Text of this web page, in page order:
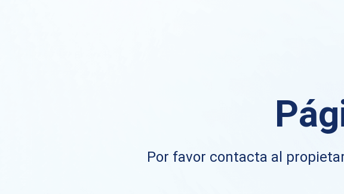
Por favor contacta al